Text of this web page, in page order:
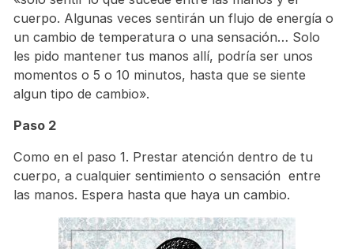
cuerpo. Algunas veces sentirán un flujo de energía o
un cambio de temperatura o una sensación… Solo
les pido mantener tus manos allí, podría ser unos
momentos o 5 o 10 minutos, hasta que se siente
algun tipo de cambio».
Paso 2
Como en el paso 1. Prestar atención dentro de tu
cuerpo, a cualquier sentimiento o sensación entre
las manos. Espera hasta que haya un cambio.